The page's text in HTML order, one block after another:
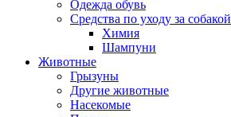
Одежда обувь
Средства по уходу за собакой
Химия
Шампуни
Животные
Грызуны
Другие животные
Насекомые